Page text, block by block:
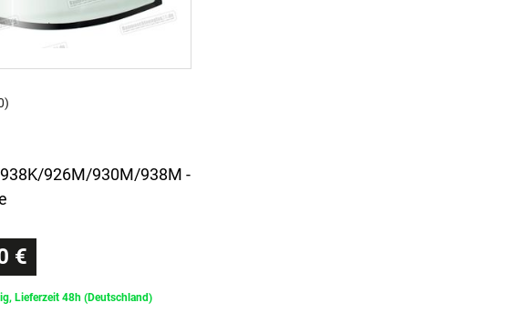
926M/930M/938M -
€
Lieferzeit 48h (Deutschland)